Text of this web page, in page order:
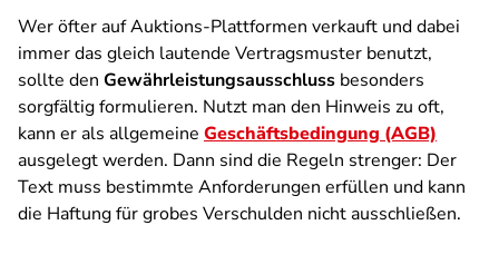
Wer öfter auf Auktions-Plattformen verkauft und dabei
immer das gleich lautende Vertragsmuster benutzt,
sollte den Gewährleistungsausschluss besonders
sorgfältig formulieren. Nutzt man den Hinweis zu oft,
kann er als allgemeine Geschäftsbedingung (AGB)
ausgelegt werden. Dann sind die Regeln strenger: Der
Text muss bestimmte Anforderungen erfüllen und kann
die Haftung für grobes Verschulden nicht ausschließen.